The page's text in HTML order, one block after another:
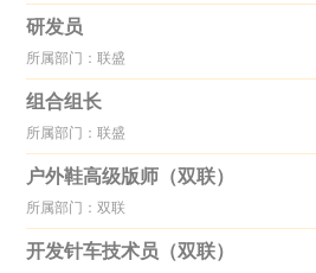
研发员
所属部门：联盛
组合组长
所属部门：联盛
户外鞋高级版师（双联）
所属部门：双联
开发针车技术员（双联）